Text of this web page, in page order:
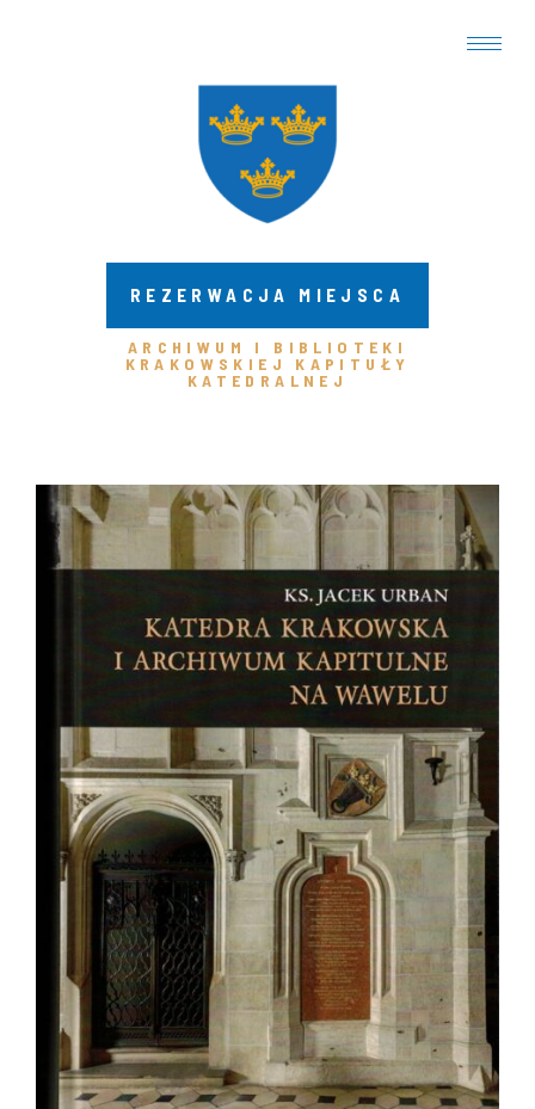
REZERWACJA MIEJSCA
ARCHIWUM I BIBLIOTEKI
KRAKOWSKIEJ KAPITUŁY
KATEDRALNEJ ​